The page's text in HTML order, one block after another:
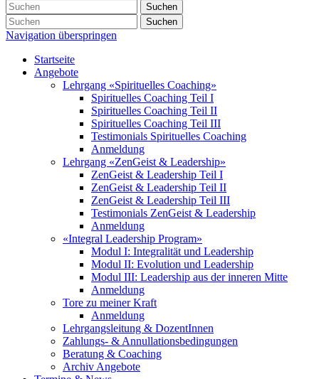
Suchen
Suchen
Navigation überspringen
Startseite
Angebote
Lehrgang «Spirituelles Coaching»
Spirituelles Coaching Teil I
Spirituelles Coaching Teil II
Spirituelles Coaching Teil III
Testimonials Spirituelles Coaching
Anmeldung
Lehrgang «ZenGeist & Leadership»
ZenGeist & Leadership Teil I
ZenGeist & Leadership Teil II
ZenGeist & Leadership Teil III
Testimonials ZenGeist & Leadership
Anmeldung
«Integral Leadership Program»
Modul I: Integralität und Leadership
Modul II: Evolution und Leadership
Modul III: Leadership aus der inneren Mitte
Anmeldung
Tore zu meiner Kraft
Anmeldung
Lehrgangsleitung & DozentInnen
Zahlungs- & Annullationsbedingungen
Beratung & Coaching
Archiv Angebote